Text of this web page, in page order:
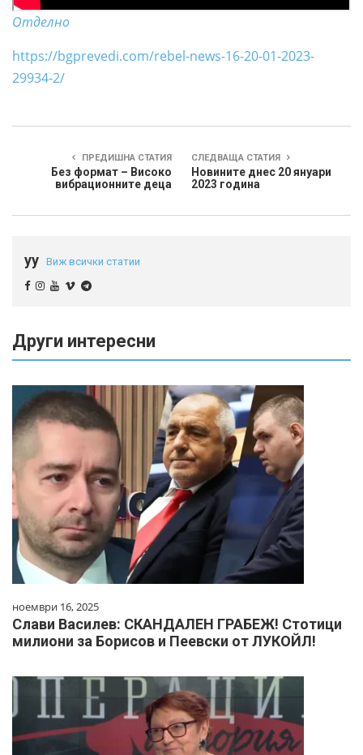
Отделно
https://bgprevedi.com/rebel-news-16-20-01-2023-
29934-2/
ПРЕДИШНА СТАТИЯ
Без формат – Високо
вибрационните деца
СЛЕДВАЩА СТАТИЯ
Новините днес 20 януари
2023 година
yy Виж всички статии
Други интересни
ноември 16, 2025
Слави Василев: СКАНДАЛЕН ГРАБЕЖ! Стотици
милиони за Борисов и Пеевски от ЛУКОЙЛ!